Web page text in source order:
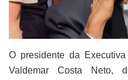
O presidente da
Valdemar Costa Neto,